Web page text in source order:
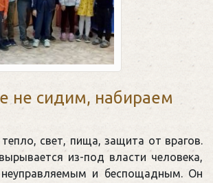
не сидим, набираем
свет, пища, защита от врагов.
из-под власти человека,
неуправляемым и беспощадным. Он